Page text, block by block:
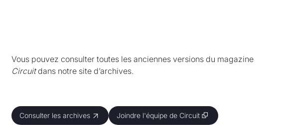
Vous pouvez consulter toutes les anciennes versions du magazine
Circuitdans notre site d’archives.
Consulter les archives
Consulter les archives Joindre l'équipe de Circuit
Joindre l'équipe de Circuit